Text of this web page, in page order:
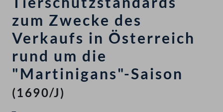
zum Zwecke des
Verkaufs in Österreich
rund um die
"Martinigans"-Saison
(1690/J)